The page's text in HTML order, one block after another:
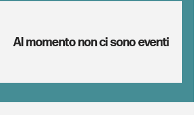
Al momento non ci sono eventi